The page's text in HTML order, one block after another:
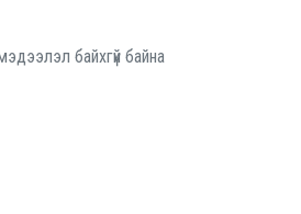
байхгүй байна